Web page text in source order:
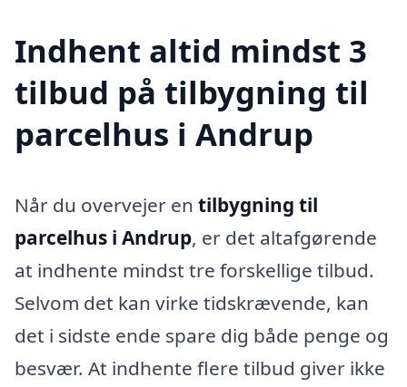
Indhent altid mindst 3
tilbud på tilbygning til
parcelhus i Andrup
Når du overvejer en tilbygning til
parcelhus i Andrup, er det altafgørende
at indhente mindst tre forskellige tilbud.
Selvom det kan virke tidskrævende, kan
det i sidste ende spare dig både penge og
besvær. At indhente flere tilbud giver ikke